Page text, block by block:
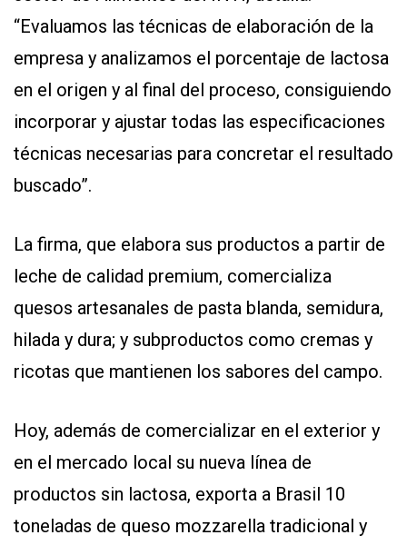
“Evaluamos las técnicas de elaboración de la
empresa y analizamos el porcentaje de lactosa
en el origen y al final del proceso, consiguiendo
incorporar y ajustar todas las especificaciones
técnicas necesarias para concretar el resultado
buscado”.
La firma, que elabora sus productos a partir de
leche de calidad premium, comercializa
quesos artesanales de pasta blanda, semidura,
hilada y dura; y subproductos como cremas y
ricotas que mantienen los sabores del campo.
Hoy, además de comercializar en el exterior y
en el mercado local su nueva línea de
productos sin lactosa, exporta a Brasil 10
toneladas de queso mozzarella tradicional y